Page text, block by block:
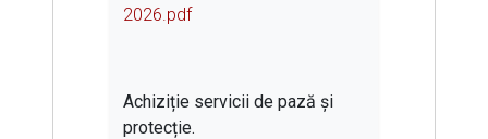
2026.pdf
Achiziție servicii de pază și
protecție.